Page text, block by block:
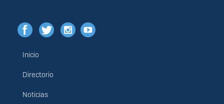
Menú
principal
Inicio
Directorio
Noticias